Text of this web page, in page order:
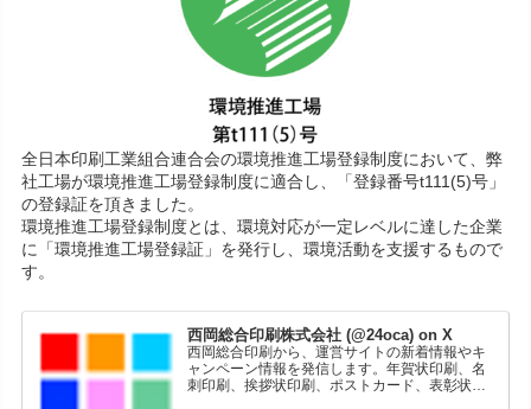
全日本印刷工業組合連合会の環境推進工場登録制度において、弊
社工場が環境推進工場登録制度に適合し、「登録番号t111(5)号」
の登録証を頂きました。
環境推進工場登録制度とは、環境対応が一定レベルに達した企業
に「環境推進工場登録証」を発行し、環境活動を支援するもので
す。
西岡総合印刷株式会社 (@24oca) on X
西岡総合印刷から、運営サイトの新着情報やキ
ャンペーン情報を発信します。年賀状印刷、名
刺印刷、挨拶状印刷、ポストカード、表彰状印